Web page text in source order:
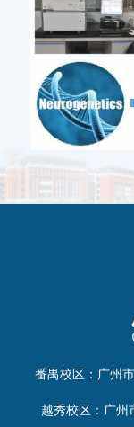
番禺校区：广州
越秀校区：广州